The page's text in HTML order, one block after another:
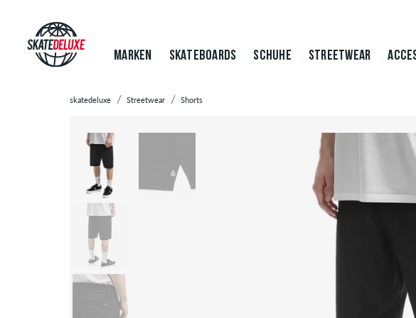
MARKEN SKATEBOARDS SCHUHE STREETWEAR
skatedeluxe Streetwear Shorts